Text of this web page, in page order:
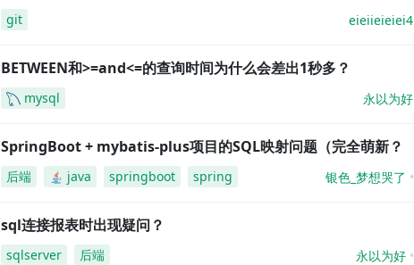
git eieiieieiei4
BETWEEN和>=and<=的查询时间为什么会差出1秒多？
mysql 永以为好
SpringBoot + mybatis-plus项目的SQL映射问题（完全萌新？
后端 java springboot spring 银色_梦想哭了
sql连接报表时出现疑问？
sqlserver 后端 永以为好